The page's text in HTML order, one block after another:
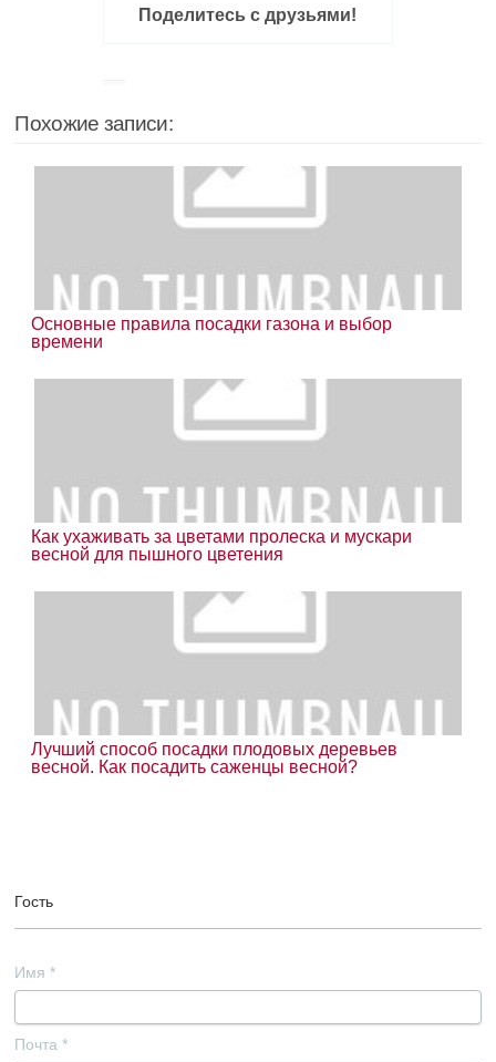
Поделитесь с друзьями!
Похожие записи:
Основные правила посадки газона и выбор
времени
Как ухаживать за цветами пролеска и мускари
весной для пышного цветения
Лучший способ посадки плодовых деревьев
весной. Как посадить саженцы весной?
Гость
Имя *
Почта *